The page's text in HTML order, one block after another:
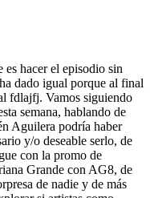
es hacer el episodio sin
dado igual porque al final
fdlajfj. Vamos siguiendo
semana, hablando de
Aguilera podría haber
y/o deseable serlo, de
con la promo de
Grande con AG8, de
de nadie y de más